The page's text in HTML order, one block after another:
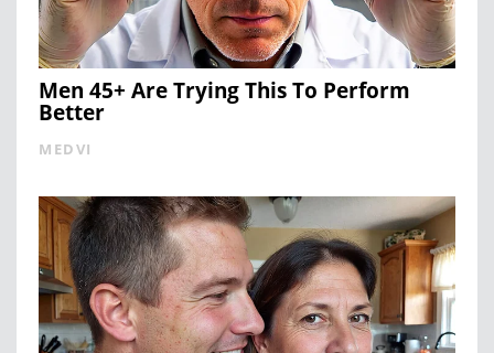
Men 45+ Are Trying This To Perform
Better
MEDVI